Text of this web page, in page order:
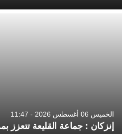
الخميس 06 أغسطس 2026 - 11:47
إنزكان : جماعة القليعة تتعزز